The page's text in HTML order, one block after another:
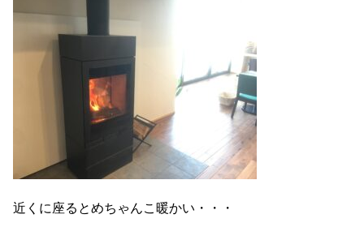
近くに座るとめちゃんこ暖かい・・・